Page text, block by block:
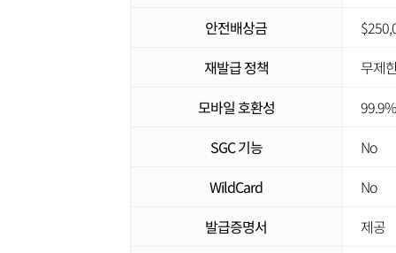
안전배상금
재발급 정책
무제
모바일 호환성
99.9%
SGC 기능
No
WildCard
No
발급증명서
제공